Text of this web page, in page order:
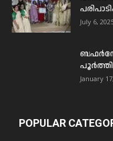
July 6,
January
POPULAR